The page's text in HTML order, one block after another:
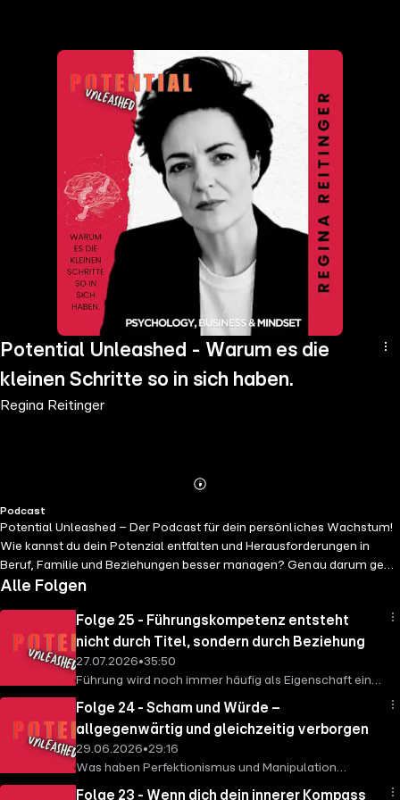
Potential Unleashed - Warum es die
kleinen Schritte so in sich haben.
Regina Reitinger
Mehr
Podcast
Potential Unleashed – Der Podcast für dein persönliches Wachstum!
Wie kannst du dein Potenzial entfalten und Herausforderungen in
Beruf, Familie und Beziehungen besser managen? Genau darum geht
es in diesem Podcast. Regina Reitinger, zertifizierte diplomierte
nimmt dich mit auf eine spannende Reise durch die psychologischen
Hintergründe des Alltags. In jeder Folge brechen sie komplexe
Themen verständlich herunter, teilen persönliche Erfahrungen und
geben dir wertvolle Impulse für mehr Klarheit, Gelassenheit und
Erfolg. Lass dich inspirieren! Jetzt anhören & abonnieren, damit du
keine Episode verpasst! Mehr Infos: ? www.chancenreich-
reitinger.com
Alle Folgen
Folge 25 - Führungskompetenz entsteht
nicht durch Titel, sondern durch Beziehung
27.07.2026•35:50
Führung wird noch immer häufig als Eigenschaft einer
einzelnen Person betrachtet: als Stärke,
Durchsetzungsfähigkeit, Charisma oder
Entscheidungskompetenz. Doch gerade in
komplexen, projektbasierten Organisationen reicht
dieser Blick nicht mehr aus. Führung entsteht nicht nur
in einer Person. Sie entsteht zwischen Menschen: in
Folge 24 - Scham und Würde –
allgegenwärtig und gleichzeitig verborgen
29.06.2026•29:16
Was haben Perfektionismus und Manipulation
gemeinsam? Mehr als man auf den ersten Blick
Folge 23 - Wenn dich dein innerer Kompass